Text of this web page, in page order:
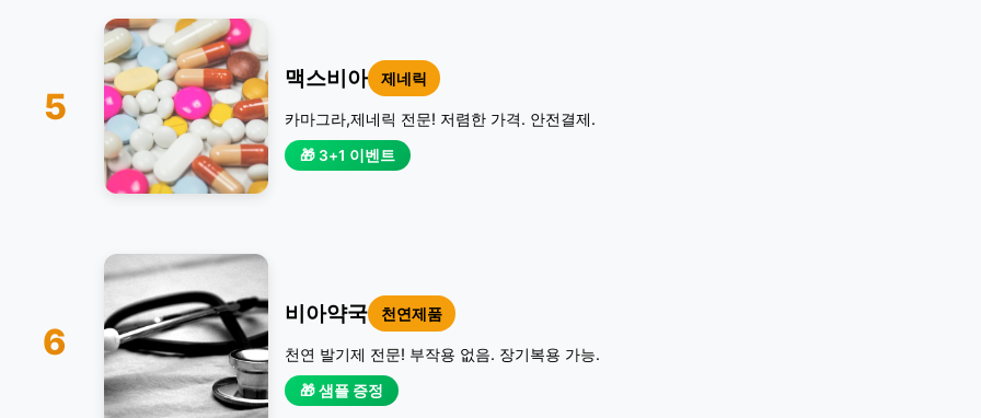
5
맥스비아 제네릭
카마그라,제네릭 전문! 저렴한 가격. 안전결제.
🎁 3+1 이벤트
6
비아약국 천연제품
천연 발기제 전문! 부작용 없음. 장기복용 가능.
🎁 샘플 증정